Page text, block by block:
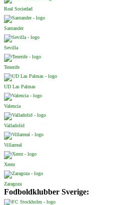
Real Sociedad
Santander
Sevilla
Tenerife
UD Las Palmas
Valencia
Valladolid
Villarreal
Xerez
Zaragoza
Fodboldklubber Sverige: